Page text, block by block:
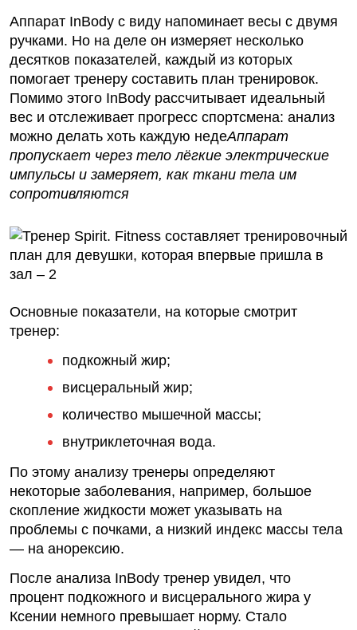
Аппарат InBody с виду напоминает весы с двумя
ручками. Но на деле он измеряет несколько
десятков показателей, каждый из которых
помогает тренеру составить план тренировок.
Помимо этого InBody рассчитывает идеальный
вес и отслеживает прогресс спортсмена: анализ
можно делать хоть каждую недеАппарат
пропускает через тело лёгкие электрические
импульсы и замеряет, как ткани тела им
сопротивляются
Основные показатели, на которые смотрит
тренер:
подкожный жир;
висцеральный жир;
количество мышечной массы;
внутриклеточная вода.
По этому анализу тренеры определяют
некоторые заболевания, например, большое
скопление жидкости может указывать на
проблемы с почками, а низкий индекс массы тела
— на анорексию.
После анализа InBody тренер увидел, что
процент подкожного и висцерального жира у
Ксении немного превышает норму. Стало